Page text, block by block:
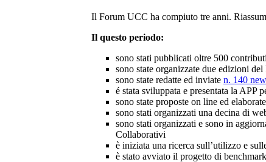
Il Forum UCC ha compiuto tre anni.
Il questo periodo:
sono stati pubblicati oltre 500
sono state organizzate due edizioni
sono state redatte ed inviate n. 140
é stata sviluppata e presentata la APP
sono state proposte on line ed
sono stati organizzati una decina di
sono stati organizzati e sono in
Collaborativi
è iniziata una ricerca sull’utilizzo e
è stato avviato il progetto di